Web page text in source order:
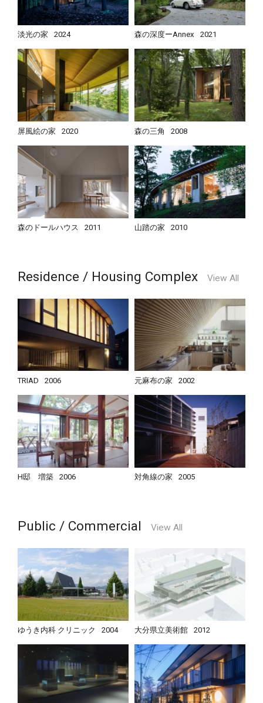
淡光の家 2024 森の深度ーAnnex 2021
屏風絵の家 2020 森の三角 2008
森のドールハウス 2011 山踏の家 2010
Residence / Housing Complex View All
TRIAD 2006 元麻布の家 2002
H邸 増築 2006 対角線の家 2005
Public / Commercial View All
ゆうき内科 クリニック 2004 大分県立美術館 2012